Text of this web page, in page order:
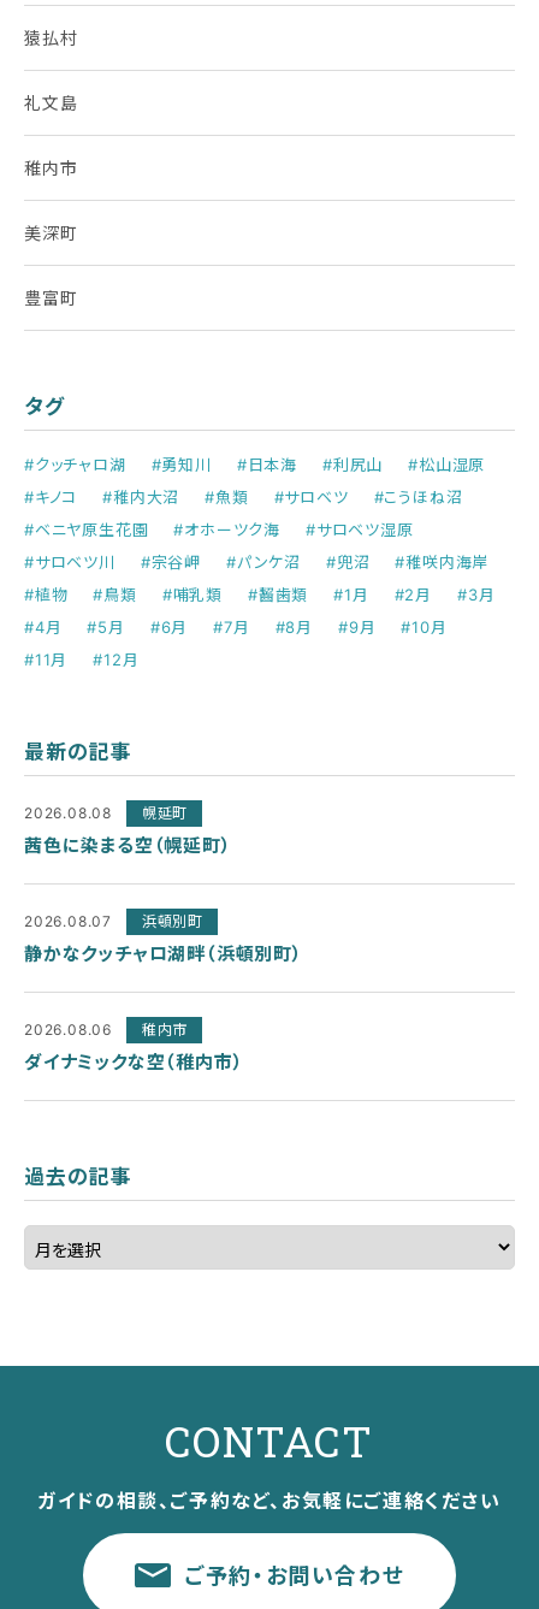
猿払村
礼文島
稚内市
美深町
豊富町
タグ
#クッチャロ湖 #勇知川 #日本海 #利尻山
#松山湿原
#キノコ
#稚内大沼 #魚類 #サロベツ
#こうほね沼
#ベニヤ原生花園
#オホーツク海
#サロベツ湿原
#サロベツ川
#宗谷岬 #パンケ沼 #兜沼
#稚咲内海岸
#植物
#鳥類 #哺乳類 #齧歯類 #1月 #2月
#3月
#4月
#5月 #6月 #7月 #8月 #9月
#10月
#11月
#12月
最新の記事
2026.08.08 幌延町
茜色に染まる空（幌延町）
2026.08.07 浜頓別町
静かなクッチャロ湖畔（浜頓別町）
2026.08.06 稚内市
ダイナミックな空（稚内市）
過去の記事
CONTACT
ガイドの相談、ご予約など、お気軽にご連絡ください
ご予約・お問い合わせ